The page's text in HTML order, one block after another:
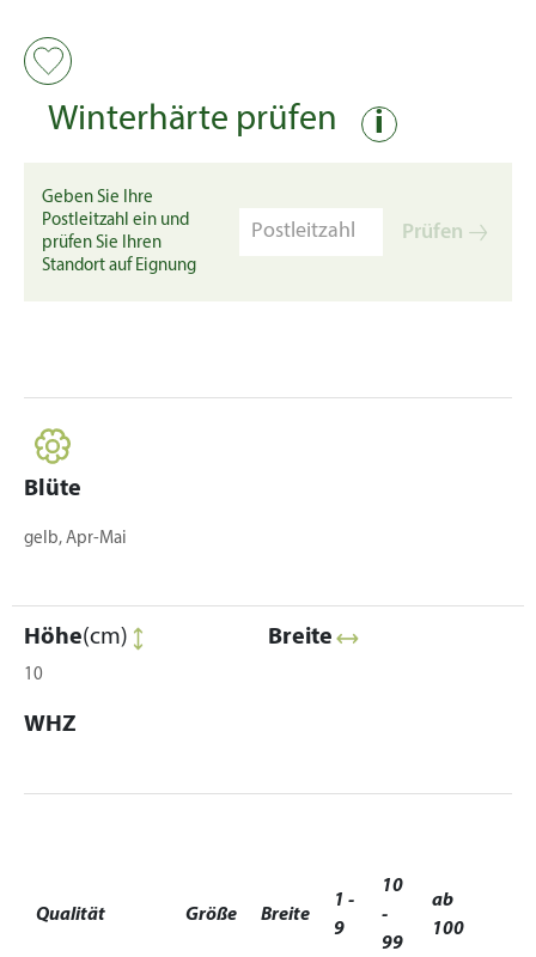
Winterhärte prüfen i
Geben Sie Ihre
Postleitzahl ein und
prüfen Sie Ihren
Standort auf Eignung
Prüfen
Blüte
gelb, Apr-Mai
Höhe(cm)
10
Breite
WHZ
Qualität Größe Breite
1 -
9
10
-
99
ab
100